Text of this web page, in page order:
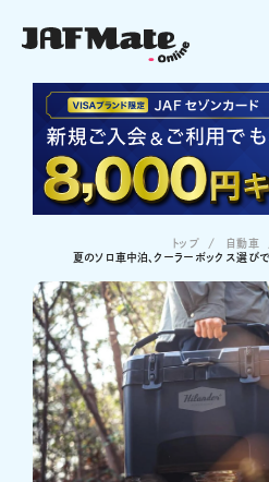
トップ 自動車
夏のソロ車中泊、クーラーボックス選